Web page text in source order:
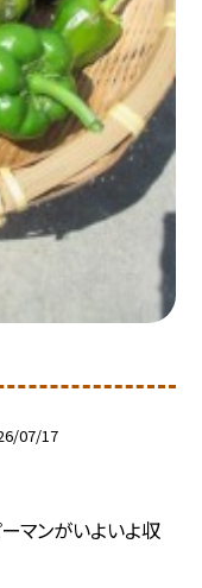
07/17
マンがいよいよ収